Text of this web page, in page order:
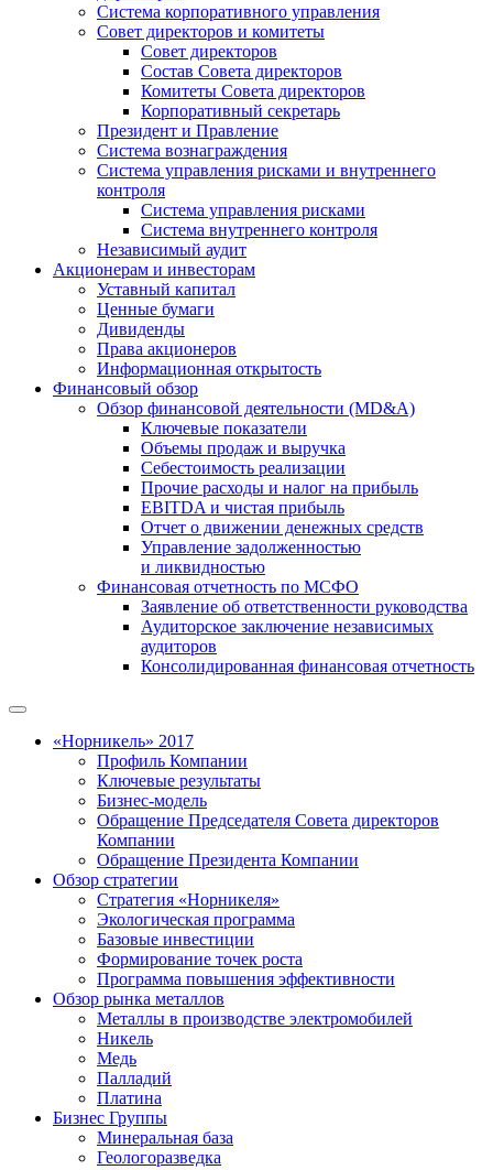
Система корпоративного управления
Совет директоров и комитеты
Совет директоров
Состав Совета директоров
Комитеты Совета директоров
Корпоративный секретарь
Президент и Правление
Система вознаграждения
Система управления рисками и внутреннего
контроля
Система управления рисками
Система внутреннего контроля
Независимый аудит
Акционерам и инвесторам
Уставный капитал
Ценные бумаги
Дивиденды
Права акционеров
Информационная открытость
Финансовый обзор
Обзор финансовой деятельности (MD&A)
Ключевые показатели
Объемы продаж и выручка
Себестоимость реализации
Прочие расходы и налог на прибыль
EBITDA и чистая прибыль
Отчет о движении денежных средств
Управление задолженностью
и ликвидностью
Финансовая отчетность по МСФО
Заявление об ответственности руководства
Аудиторское заключение независимых
аудиторов
Консолидированная финансовая отчетность
«Норникель» 2017
Профиль Компании
Ключевые результаты
Бизнес-модель
Обращение Председателя Совета директоров
Компании
Обращение Президента Компании
Обзор стратегии
Стратегия «Норникеля»
Экологическая программа
Базовые инвестиции
Формирование точек роста
Программа повышения эффективности
Обзор рынка металлов
Металлы в производстве электромобилей
Никель
Медь
Палладий
Платина
Бизнес Группы
Минеральная база
Геологоразведка